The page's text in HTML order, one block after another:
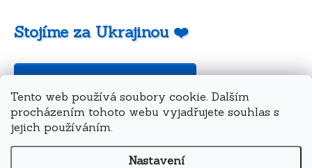
Tento web používá soubory cookie. Dalším
procházením tohoto webu vyjadřujete souhlas s
jejich používáním.
Nastavení
Stojíme za Ukrajinou ❤️